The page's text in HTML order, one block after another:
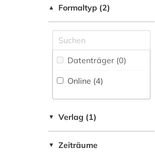
und Fertigungstechnik (0)
Wirtschaftswissenschaften
Wissenschaftskunde,
Museumswesen (0)
(1)
Belgien (1)
China (6)
Deutschland (DDR)
Finnland (1)
▲ Formaltyp (2)
Datenträger (0)
Online (4)
▼ Verlag (1)
▼ Zeiträume